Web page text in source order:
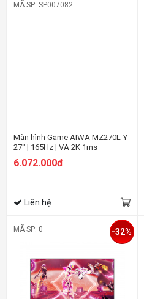
MÃ SP: SP007082
Màn hình Game AIWA MZ270L-Y
27" | 165Hz | VA 2K 1ms
6.072.000đ
Liên hệ
MÃ SP: 0 -32%